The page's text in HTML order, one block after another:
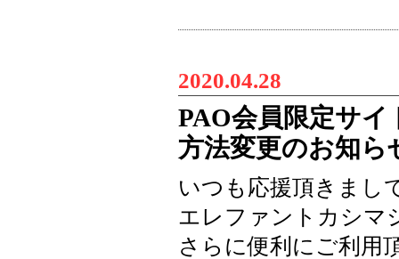
2020.04.28
PAO会員限定サ
方法変更のお知ら
いつも応援頂きまし
エレファントカシマ
さらに便利にご利用